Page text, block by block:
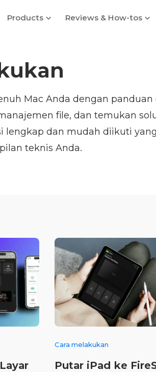
Products Reviews & How-tos
Mac Anda dengan
file, dan temukan
lengkap dan mudah diikuti
teknis Anda.
Cara melakukan
Putar iPad ke